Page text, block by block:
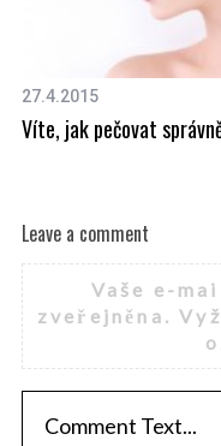
27.4.2015
Víte, jak pečovat
Leave a comment
Vaše e-
zveřejněna.